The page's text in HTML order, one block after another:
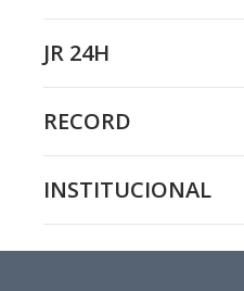
JR 24H
RECORD
INSTITUCIONAL